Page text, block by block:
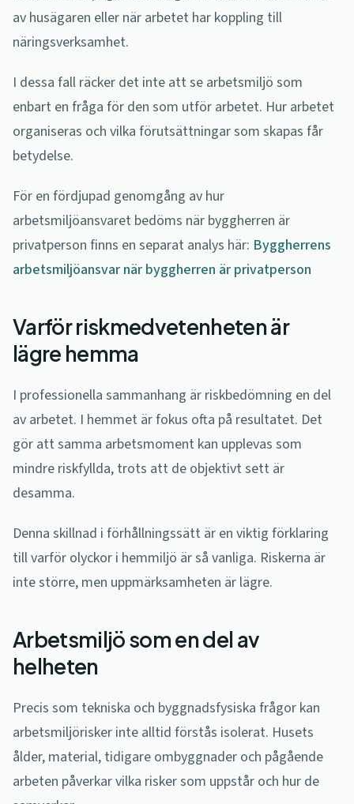
av husägaren eller när arbetet har koppling till
näringsverksamhet.
I dessa fall räcker det inte att se arbetsmiljö som
enbart en fråga för den som utför arbetet. Hur arbetet
organiseras och vilka förutsättningar som skapas får
betydelse.
För en fördjupad genomgång av hur
arbetsmiljöansvaret bedöms när byggherren är
privatperson finns en separat analys här: Byggherrens
arbetsmiljöansvar när byggherren är privatperson
Varför riskmedvetenheten är
lägre hemma
I professionella sammanhang är riskbedömning en del
av arbetet. I hemmet är fokus ofta på resultatet. Det
gör att samma arbetsmoment kan upplevas som
mindre riskfyllda, trots att de objektivt sett är
desamma.
Denna skillnad i förhållningssätt är en viktig förklaring
till varför olyckor i hemmiljö är så vanliga. Riskerna är
inte större, men uppmärksamheten är lägre.
Arbetsmiljö som en del av
helheten
Precis som tekniska och byggnadsfysiska frågor kan
arbetsmiljörisker inte alltid förstås isolerat. Husets
ålder, material, tidigare ombyggnader och pågående
arbeten påverkar vilka risker som uppstår och hur de